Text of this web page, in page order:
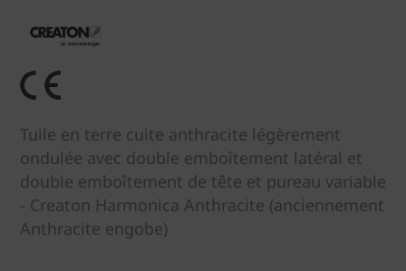
Tuile en terre cuite anthracite légèrement
ondulée avec double emboîtement latéral et
double emboîtement de tête et pureau variable
- Creaton Harmonica Anthracite (anciennement
Anthracite engobe)